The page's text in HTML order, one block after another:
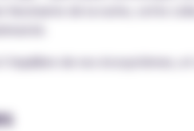
de la ruche, cette
de nos écosystèmes, et